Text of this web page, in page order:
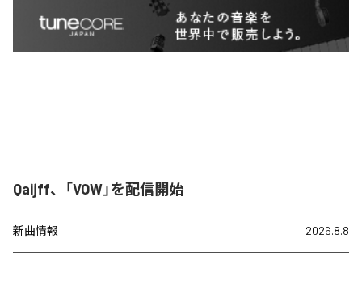
Qaijff、「VOW」を配信開始
新曲情報 2026.8.8